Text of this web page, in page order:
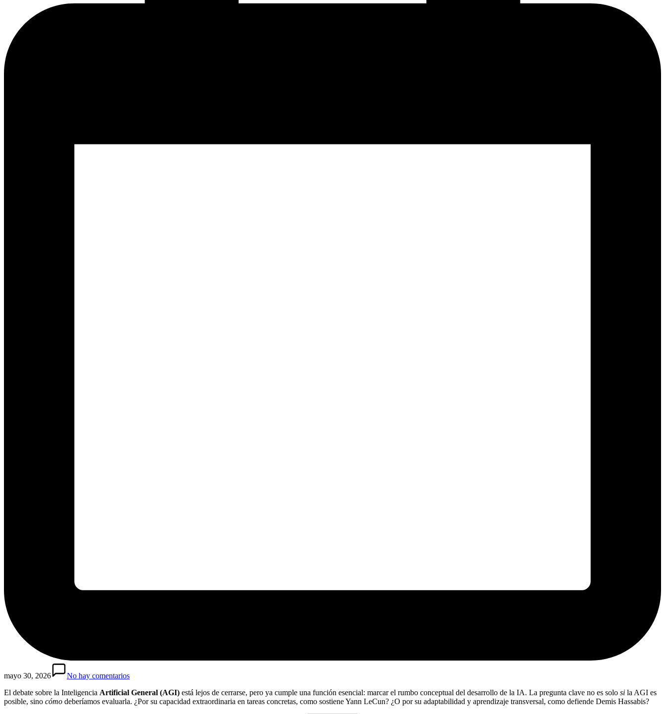
mayo 30, 2026
No hay comentarios
El debate sobre la Inteligencia Artificial General (AGI) está lejos de cerrarse, pero ya cumple una función esencial: marcar el rumbo conceptual del desarrollo de la IA. La pregunta clave no es solo si la AGI es
posible, sino cómo deberíamos evaluarla. ¿Por su capacidad extraordinaria en tareas concretas, como sostiene Yann LeCun? ¿O por su adaptabilidad y aprendizaje transversal, como defiende Demis Hassabis?